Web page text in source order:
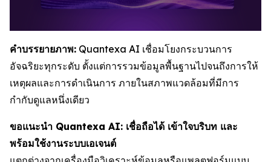
คำบรรยายภาพ: Quantexa AI เชื่อมโยงกระบวนการ
อัจฉริยะทุกระดับ ตั้งแต่การรวมข้อมูลพื้นฐานไปจนถึงการให้
เหตุผลและการดำเนินการ ภายในสภาพแวดล้อมที่มีการ
กำกับดูแลหนึ่งเดียว
ขอแนะนำ Quantexa AI: เชื่อถือได้ เข้าใจบริบท และ
พร้อมใช้งานระบบเอเจนต์